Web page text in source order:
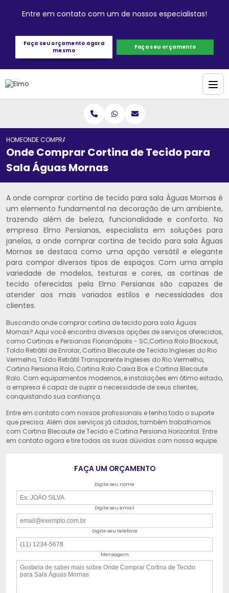
Entre em contato com um de nossos especialistas!
Faça seu orçamento agora
mesmo
Faça seu orçamento
HOMEONDE COMPRAR CORTINA DE TECIDO PARA SALA ÁGUAS MORNAS
Onde Comprar Cortina de Tecido para
Sala Águas Mornas
A onde comprar cortina de tecido para sala Águas Mornas é
um elemento fundamental na decoração de um ambiente,
trazendo além de beleza, funcionalidade e conforto. Na
empresa Elmo Persianas, especialista em soluções para
janelas, a onde comprar cortina de tecido para sala Águas
Mornas se destaca como uma opção versátil e elegante
para compor diversos tipos de espaços. Com uma ampla
variedade de modelos, texturas e cores, as cortinas de
tecido oferecidas pela Elmo Persianas são capazes de
atender aos mais variados estilos e necessidades dos
clientes.
Buscando onde comprar cortina de tecido para sala Águas
Mornas? Aqui você encontra diversas opções de serviços oferecidos,
como Cortinas e Persianas Florianópolis - SC,Cortina Rolo Blackout,
Toldo Retrátil de Enrolar, Cortina Blecaute de Tecido Ingleses do Rio
Vermelho, Toldo Retrátil Transparente Ingleses do Rio Vermelho,
Cortina Persiana Rolo, Cortina Rolo Caixa Box e Cortina Blecaute
Rolo. Com equipamentos modernos, e instalações em ótimo estado,
a empresa é capaz de suprir a necessidade de seus clientes,
conquistando sua confiança.
Entre em contato com nossos profissionais e tenha todo o suporte
que precisa. Além dos serviços já citados, também trabalhamos
com Cortina Blecaute de Tecido e Cortina Persiana Horizontal. Entre
em contato agora e tire todas as suas dúvidas com nossa equipe.
FAÇA UM ORÇAMENTO
Digite seu nome
Digite seu email
Digite seu telefone
Mensagem